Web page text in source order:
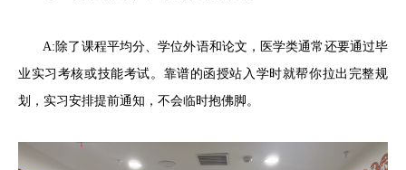
A:除了课程平均分、学位外语和论文，医学类通常还要通过毕
业实习考核或技能考试。靠谱的函授站入学时就帮你拉出完整规
划，实习安排提前通知，不会临时抱佛脚。